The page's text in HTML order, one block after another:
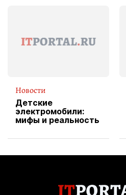
Новости
Детские
электромобили:
мифы и реальность